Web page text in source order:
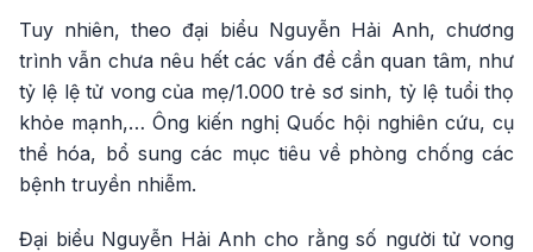
Tuy nhiên, theo đại biểu Nguyễn Hải Anh, chương
trình vẫn chưa nêu hết các vấn đề cần quan tâm, như
tỷ lệ lệ tử vong của mẹ/1.000 trẻ sơ sinh, tỷ lệ tuổi thọ
khỏe mạnh,… Ông kiến nghị Quốc hội nghiên cứu, cụ
thể hóa, bổ sung các mục tiêu về phòng chống các
bệnh truyền nhiễm.
Đại biểu Nguyễn Hải Anh cho rằng số người tử vong